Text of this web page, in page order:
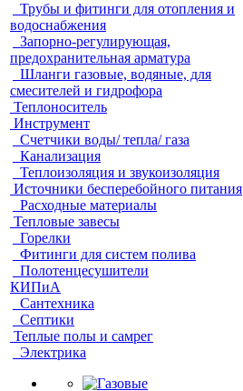
Трубы и фитинги для отопления и
водоснабжения
Запорно-регулирующая,
предохранительная арматура
Шланги газовые, водяные, для
смесителей и гидрофора
Теплоноситель
Инструмент
Счетчики воды/ тепла/ газа
Канализация
Теплоизоляция и звукоизоляция
Источники бесперебойного питания
Расходные материалы
Тепловые завесы
Горелки
Фитинги для систем полива
Полотенцесушители
КИПиА
Сантехника
Септики
Теплые полы и самрег
Электрика